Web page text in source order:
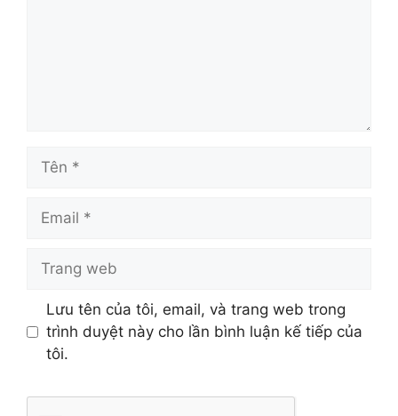
web
Lưu tên của tôi, email, và trang web trong
trình duyệt này cho lần bình luận kế tiếp của
tôi.